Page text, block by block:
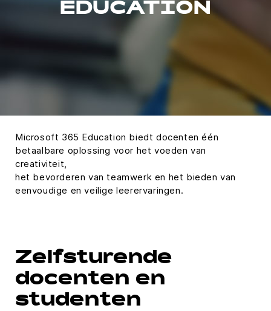
EDUCATION
Microsoft 365 Education biedt docenten één
betaalbare oplossing voor het voeden van
creativiteit,
het bevorderen van teamwerk en het bieden van
eenvoudige en veilige leerervaringen.
Zelfsturende
docenten en
studenten